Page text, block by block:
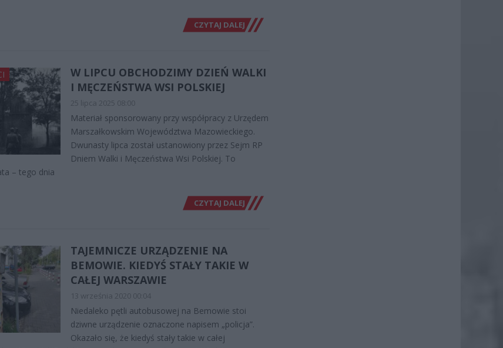
CZYTAJ DALEJ
W LIPCU OBCHODZIMY DZIEŃ WALKI
I MĘCZEŃSTWA WSI POLSKIEJ
25 lipca 2025 08:00
Materiał sponsorowany przy współpracy z Urzędem
Marszałkowskim Województwa Mazowieckiego.
Dwunasty lipca został ustanowiony przez Sejm RP
Dniem Walki i Męczeństwa Wsi Polskiej. To
– tego dnia
CZYTAJ DALEJ
TAJEMNICZE URZĄDZENIE NA
BEMOWIE. KIEDYŚ STAŁY TAKIE W
CAŁEJ WARSZAWIE
13 września 2020 00:04
Niedaleko pętli autobusowej na Bemowie stoi
dziwne urządzenie oznaczone napisem „policja”.
Okazało się, że kiedyś stały takie w całej